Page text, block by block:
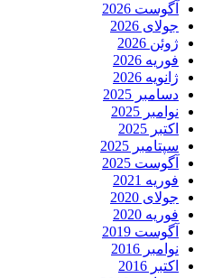
آگوست 2026
جولای 2026
ژوئن 2026
فوریه 2026
ژانویه 2026
دسامبر 2025
نوامبر 2025
اکتبر 2025
سپتامبر 2025
آگوست 2025
فوریه 2021
جولای 2020
فوریه 2020
آگوست 2019
نوامبر 2016
اکتبر 2016